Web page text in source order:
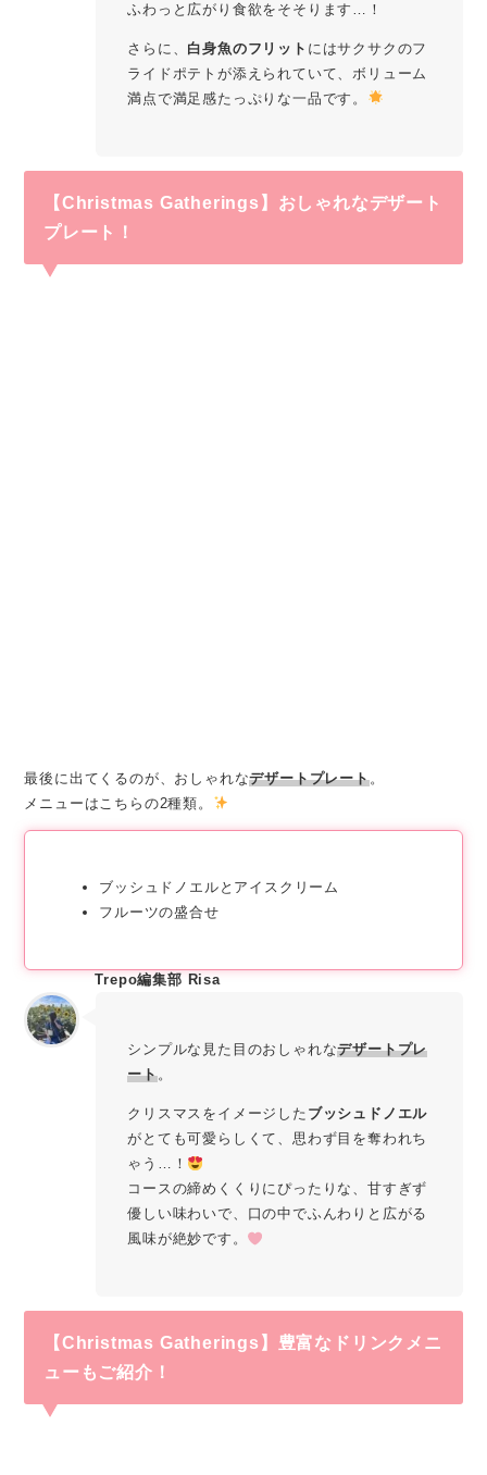
ふわっと広がり食欲をそそります…！
さらに、 白身魚のフリット にはサクサクのフ
ライドポテトが添えられていて、ボリューム
満点で満足感たっぷりな一品です。
【Christmas Gatherings】おしゃれなデザート
プレート！
最後に出てくるのが、おしゃれなデザートプレート。
メニューはこちらの2種類。
ブッシュドノエルとアイスクリーム
フルーツの盛合せ
Trepo編集部 Risa
シンプルな見た目のおしゃれなデザートプレ
ート。
クリスマスをイメージした ブッシュドノエル
がとても可愛らしくて、思わず目を奪われち
ゃう…！
コースの締めくくりにぴったりな、甘すぎず
優しい味わいで、口の中でふんわりと広がる
風味が絶妙です。
【Christmas Gatherings】豊富なドリンクメニ
ューもご紹介！